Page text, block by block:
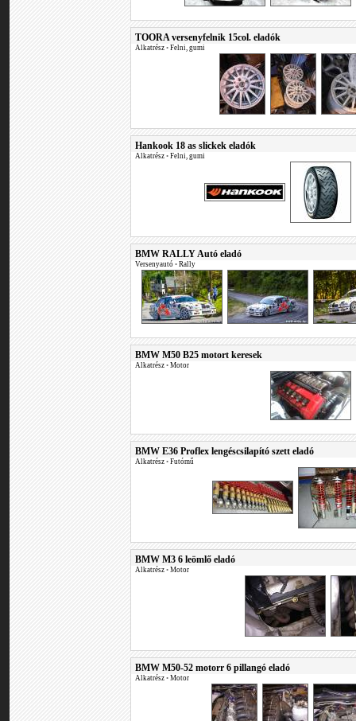
TOORA versenyfelnik 15col. eladók
Alkatrész • Felni, gumi
Hankook 18 as slickek eladók
Alkatrész • Felni, gumi
BMW RALLY Autó eladó
Versenyautó • Rally
BMW M50 B25 motort keresek
Alkatrész • Motor
BMW E36 Proflex lengéscsilapító szett eladó
Alkatrész • Futómű
BMW M3 6 leömlő eladó
Alkatrész • Motor
BMW M50-52 motorr 6 pillangó eladó
Alkatrész • Motor